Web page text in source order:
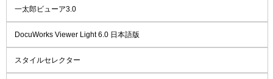
一太郎ビューア3.0
DocuWorks Viewer Light 6.0 日本語版
スタイルセレクター